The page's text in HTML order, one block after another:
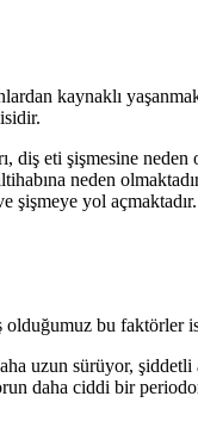
kaynaklı
diş eti şişmesine
neden
şişmeye yol açmaktadır.
bu faktörler
uzun sürüyor,
daha ciddi bir